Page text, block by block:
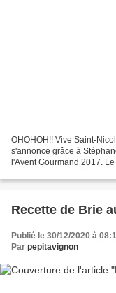
OHOHOH!! Vive Saint-
s'annonce grâce à
l'Avent Gourmand 2017.
Recette de Brie
Publié le 30/12/2020 à
Par pepitavignon